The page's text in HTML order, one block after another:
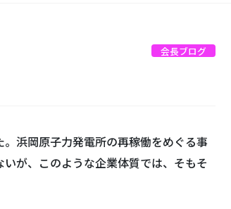
会長ブログ
浜岡原子力発電所の再稼働をめぐる事
が、このような企業体質では、そもそ